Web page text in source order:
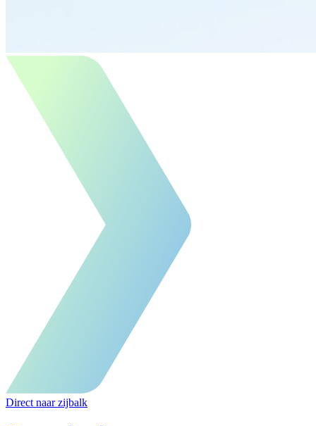
Direct naar zijbalk